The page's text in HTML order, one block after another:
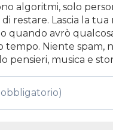
algoritmi, solo
restare. Lascia la tua
quando avrò
tempo. Niente spam,
pensieri, musica e